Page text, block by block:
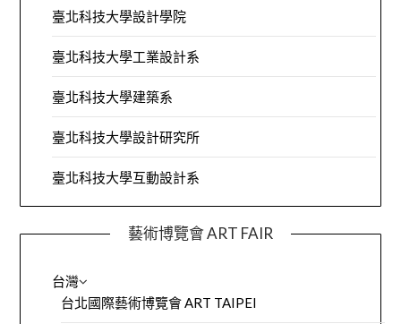
臺北科技大學設計學院
臺北科技大學工業設計系
臺北科技大學建築系
臺北科技大學設計研究所
臺北科技大學互動設計系
藝術博覽會 ART FAIR
台灣
台北國際藝術博覽會 ART TAIPEI